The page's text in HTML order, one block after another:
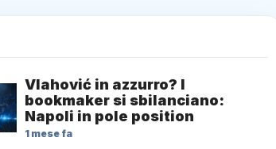
Vlahović in azzurro? I
bookmaker si sbilanciano:
Napoli in pole position
1 mese fa